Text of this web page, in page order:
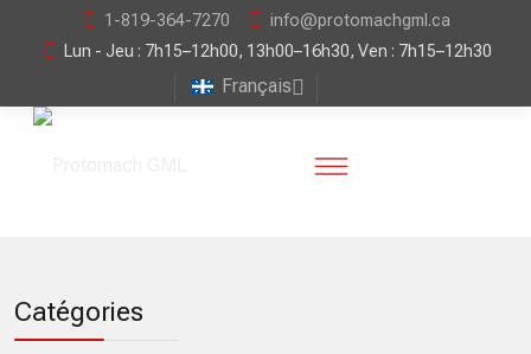
1-819-364-7270
info@protomachgml.ca
Lun - Jeu : 7h15–12h00, 13h00–16h30, Ven : 7h15–12h30
Français
Catégories